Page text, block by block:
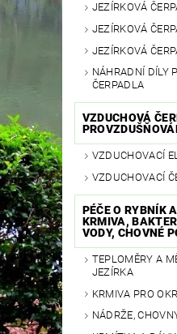
JEZÍRKOVÁ
JEZÍRKOVÁ
JEZÍRKOVÁ
NÁHRADNÍ DÍLY
ČERPADLA
VZDUCHOVÁ
VZDUCHOVACÍ
VZDUCHOVACÍ
PÉČE O RYBNÍK
KRMIVA,
VODY, CHOVNÉ
TEPLOMĚRY A
JEZÍRKA
KRMIVA PRO
NÁDRŽE,